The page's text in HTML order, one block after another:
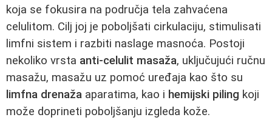
koja se fokusira na područja tela zahvaćena
celulitom. Cilj joj je poboljšati cirkulaciju, stimulisati
limfni sistem i razbiti naslage masnoća. Postoji
nekoliko vrsta anti-celulit masaža, uključujući ručnu
masažu, masažu uz pomoć uređaja kao što su
limfna drenaža aparatima, kao i hemijski piling koji
može doprineti poboljšanju izgleda kože.